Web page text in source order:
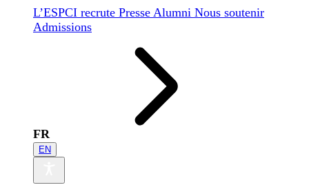
L’ESPCI recrute Presse Alumni Nous soutenir
Admissions
FR
EN